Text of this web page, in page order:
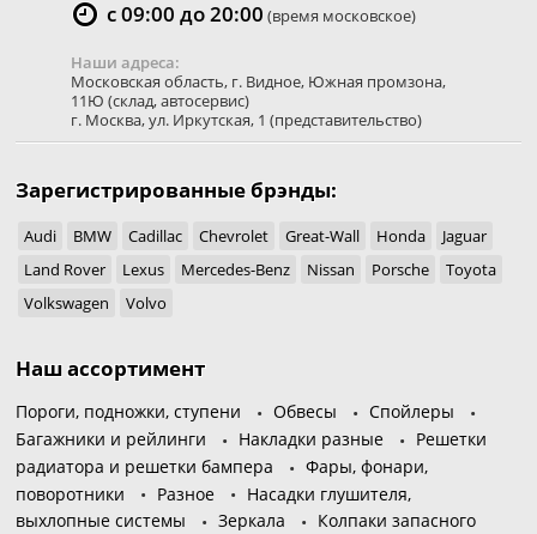
с 09:00 до 20:00 (время московское)
Наши адреса:
Московская область, г. Видное, Южная промзона,
11Ю (склад, автосервис)
г. Москва,ул. Иркутская, 1 (представительство)
Зарегистрированные брэнды:
Audi BMW Cadillac Chevrolet Great-Wall Honda
Jaguar
Land Rover
Lexus Mercedes-Benz Nissan Porsche
Toyota
Volkswagen
Volvo
Наш ассортимент
Пороги, подножки, ступени Обвесы
Спойлеры
Багажники и рейлинги
Накладки разные
Решетки
радиатора и решетки бампера
Фары, фонари,
поворотники
Разное
Насадки глушителя,
выхлопные системы
Зеркала
Колпаки запасного